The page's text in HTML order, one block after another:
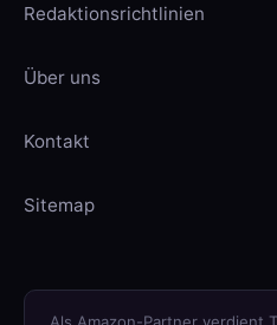
Redaktionsrichtlinien
Über uns
Kontakt
Sitemap
Als Amazon-Partner verdient